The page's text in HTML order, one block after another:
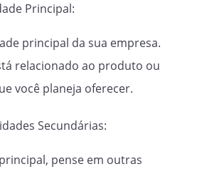
Principal:
principal da sua empresa.
relacionado ao produto ou
você planeja oferecer.
Secundárias:
pense em outras